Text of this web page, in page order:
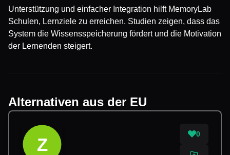
Unterstützung und einfacher Integration hilft MemoryLab
Schulen, Lernziele zu erreichen. Studien zeigen, dass das
System die Wissensspeicherung fördert und die Motivation
der Lernenden steigert.
Alternativen aus der EU
Z
0